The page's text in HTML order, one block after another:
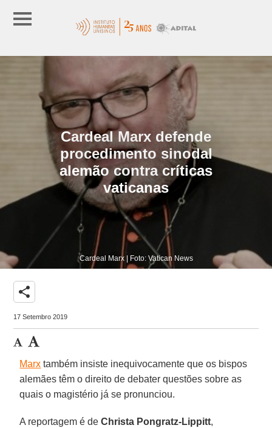
Cardeal Marx defende
procedimento sinodal
alemão contra críticas
vaticanas
Cardeal Marx | Foto: Vatican News
share
17 Setembro 2019
Marx também insiste inequivocamente que os bispos
alemães têm o direito de debater questões sobre as
quais o magistério já se pronunciou.
A reportagem é deChrista Pongratz-Lippitt,